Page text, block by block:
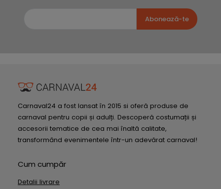
Abonează-te
Carnaval24 a fost lansat în 2015 si oferă produse de
carnaval pentru copii și adulți. Descoperă costumații și
accesorii tematice de cea mai înaltă calitate,
transformând evenimentele într-un adevărat carnaval!
Cum cumpăr
Detalii livrare